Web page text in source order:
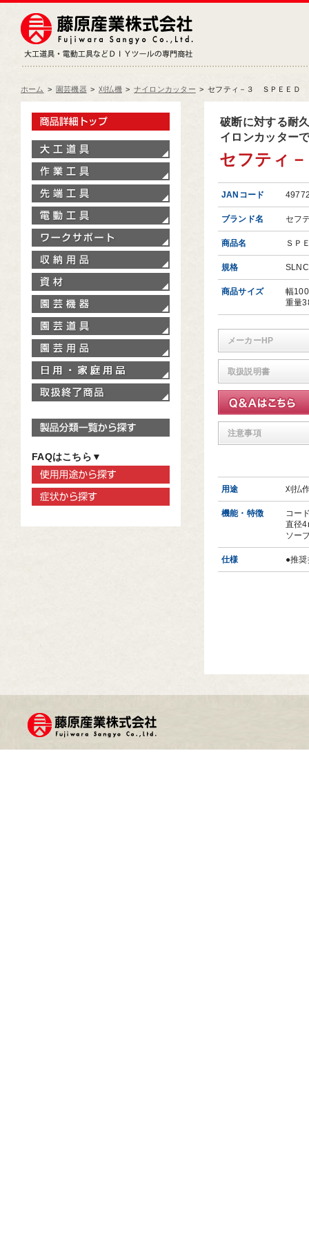
ホーム > 園芸機器 > 刈払機 > ナイロンカッター > セフティ－３ ＳＰＥＥＤ
破断に対する耐
イロンカッター
セフティ
JANコード
ブランド名 セフ
商品名 ＳＰ
規格
商品サイズ
幅
重量
メーカーHP
取扱説明書
注意事項
用途 刈払
機能・特徴
コー
直径
ソー
仕様 ●推
製品情報トップ
ワークサポート
取扱終了商品
製品分類一覧から探す
FAQはこちら▼